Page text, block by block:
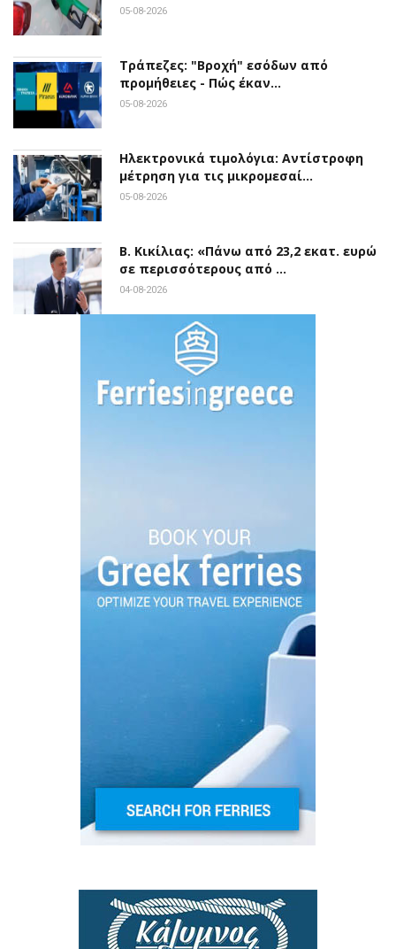
05-08-2026
Τράπεζες: "Βροχή" εσόδων από
προμήθειες - Πώς έκαν…
05-08-2026
Ηλεκτρονικά τιμολόγια: Αντίστροφη
μέτρηση για τις μικρομεσαί…
05-08-2026
Β. Κικίλιας: «Πάνω από 23,2 εκατ. ευρώ
σε περισσότερους από …
04-08-2026